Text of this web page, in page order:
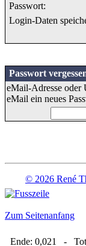
Passwort:
Login-Daten
Passwort
eMail-Adresse oder
eMail ein neues
© 2026 René
Zum Seitenanfang
Ende: 0,021 -